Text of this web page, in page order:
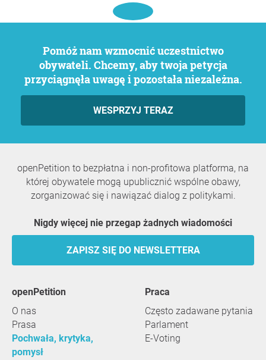
Pomóż nam wzmocnić uczestnictwo
obywateli. Chcemy, aby twoja petycja
przyciągnęła uwagę i pozostała niezależna.
WESPRZYJ TERAZ
openPetition to bezpłatna i non-profitowa platforma, na
której obywatele mogą upublicznić wspólne obawy,
zorganizować się i nawiązać dialog z politykami.
Nigdy więcej nie przegap żadnych wiadomości
ZAPISZ SIĘ DO NEWSLETTERA
openPetition
O nas
Prasa
Pochwała, krytyka,
pomysł
praca
Często zadawane pytania
Parlament
E-Voting